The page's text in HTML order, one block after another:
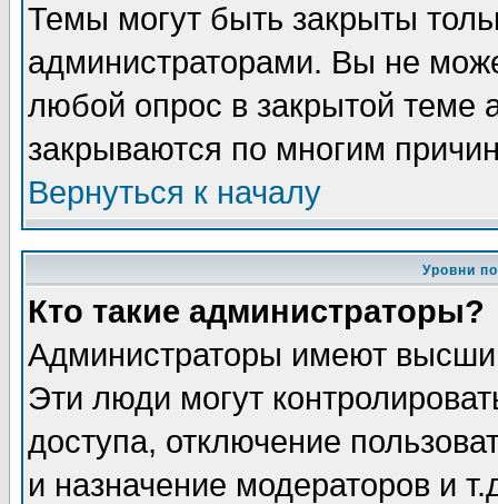
Темы могут быть закрыты
администраторами. Вы не
любой опрос в закрытой теме
закрываются по многим
Вернуться к началу
Уровни
Кто такие администраторы?
Администраторы имеют
Эти люди могут
доступа, отключение
и назначение модераторов и